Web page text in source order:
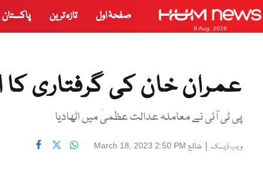
8 Aug, 2026
صفحۂ اول تازہ ترین پاکستان
عمران خان کی گرفتاری
پی ٹی آئی نے معاملہ عدالت عظمیٰ میں اٹھادیا
ویب ڈیسک | شائع March 18, 2023 2:50 PM